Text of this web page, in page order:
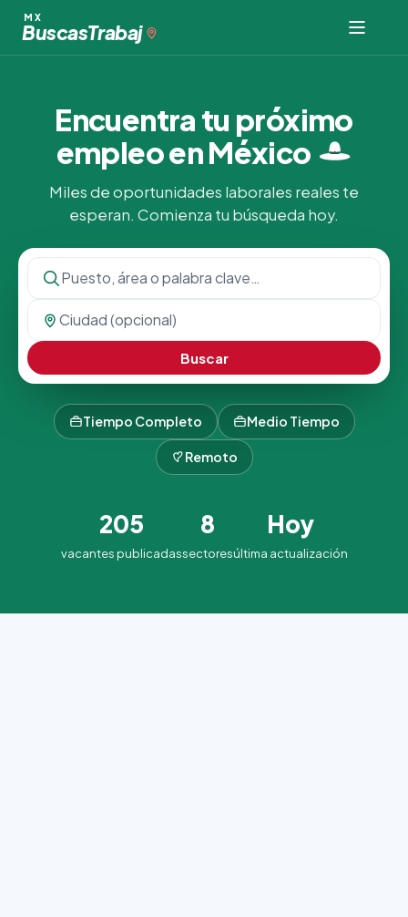
MX
BuscasTrabaj
Encuentra tu próximo
empleo enMéxico
Miles de oportunidades laborales reales te
esperan. Comienza tu búsqueda hoy.
Buscar
Tiempo Completo Medio Tiempo
Remoto
205
vacantes publicadas
8
sectores
Hoy
última actualización